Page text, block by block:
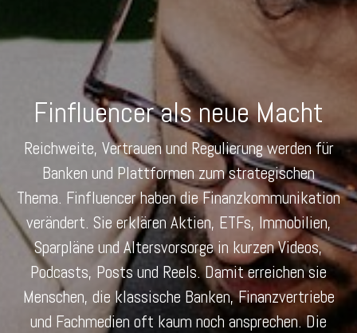
Finfluencer als neue Macht
Reichweite, Vertrauen und Regulierung werden für
Banken und Plattformen zum strategischen
Thema. Finfluencer haben die Finanzkommunikation
verändert. Sie erklären Aktien, ETFs, Immobilien,
Sparpläne und Altersvorsorge in kurzen Videos,
Podcasts, Posts und Reels. Damit erreichen sie
Menschen, die klassische Banken, Finanzvertriebe
und Fachmedien oft kaum noch ansprechen. Die